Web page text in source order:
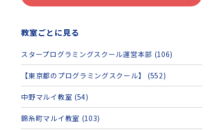
教室ごとに見る
スタープログラミングスクール運営本部 (106)
【東京都のプログラミングスクール】 (552)
中野マルイ教室 (54)
錦糸町マルイ教室 (103)